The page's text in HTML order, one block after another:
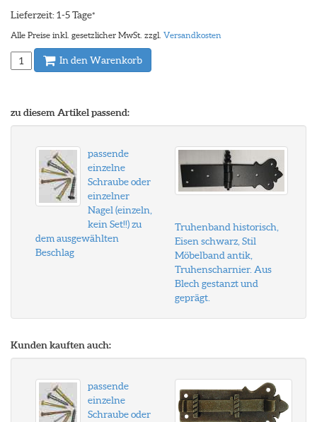
Lieferzeit: 1-5 Tage*
Alle Preise inkl. gesetzlicher MwSt. zzgl. Versandkosten
In den Warenkorb
zu diesem Artikel passend:
passende
einzelne
Schraube oder
einzelner
Nagel (einzeln,
kein Set!!) zu
dem ausgewählten
Beschlag
Truhenband historisch,
Eisen schwarz, Stil
Möbelband antik,
Truhenscharnier. Aus
Blech gestanzt und
geprägt.
Kunden kauften auch:
passende
einzelne
Schraube oder